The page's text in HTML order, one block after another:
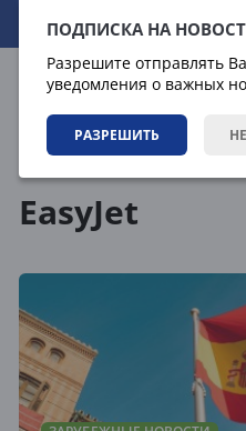
ПОДПИСКА НА
Разрешите отправлять
уведомления о важных
РАЗРЕШИТЬ
06.08.2026 14:58:08
EasyJet